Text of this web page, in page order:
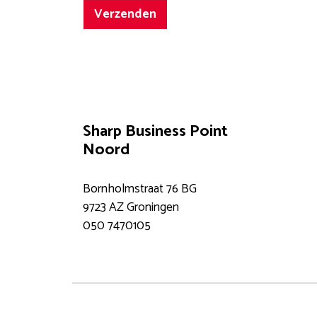
Verzenden
Sharp Business Point
Noord
Bornholmstraat 76 BG
9723 AZ Groningen
050 7470105